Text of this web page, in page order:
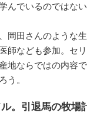
んでいるのではない
岡田さんのような
師なども参加。セ
地ならではの内容
う。
。引退馬の牧場